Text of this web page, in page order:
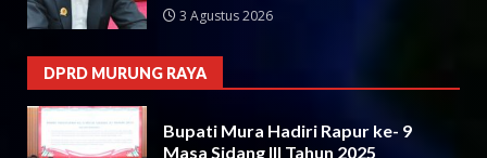
3 Agustus 2026
DPRD MURUNG RAYA
Bupati Mura Hadiri Rapur ke- 9
Masa Sidang III Tahun 2025